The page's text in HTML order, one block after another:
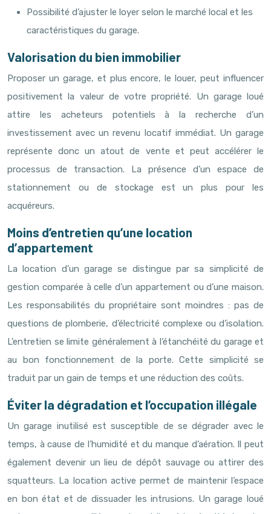
Possibilité d’ajuster le loyer selon le marché local et les
caractéristiques du garage.
Valorisation du bien immobilier
Proposer un garage, et plus encore, le louer, peut influencer
positivement la valeur de votre propriété. Un garage loué
attire les acheteurs potentiels à la recherche d’un
investissement avec un revenu locatif immédiat. Un garage
représente donc un atout de vente et peut accélérer le
processus de transaction. La présence d’un espace de
stationnement ou de stockage est un plus pour les
acquéreurs.
Moins d’entretien qu’une location
d’appartement
La location d’un garage se distingue par sa simplicité de
gestion comparée à celle d’un appartement ou d’une maison.
Les responsabilités du propriétaire sont moindres : pas de
questions de plomberie, d’électricité complexe ou d’isolation.
L’entretien se limite généralement à l’étanchéité du garage et
au bon fonctionnement de la porte. Cette simplicité se
traduit par un gain de temps et une réduction des coûts.
Éviter la dégradation et l’occupation illégale
Un garage inutilisé est susceptible de se dégrader avec le
temps, à cause de l’humidité et du manque d’aération. Il peut
également devenir un lieu de dépôt sauvage ou attirer des
squatteurs. La location active permet de maintenir l’espace
en bon état et de dissuader les intrusions. Un garage loué